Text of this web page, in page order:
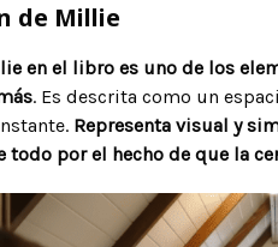
de Millie
en el libro es uno de los
. Es descrita como un
Representa visual y
por el hecho de que la